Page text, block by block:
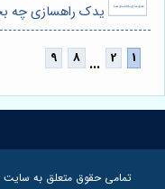
یدک راهسازی چه
...
تمامی حقوق متعلق به